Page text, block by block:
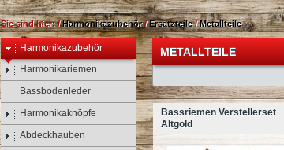
Sie sind hier:/Harmonikazubehör/Ersatzteile/Metallteile
Harmonikazubehör
Harmonikariemen
Bassbodenleder
Harmonikaknöpfe
Abdeckhauben
METALLTEILE
Bassriemen Verstellerset
Altgold